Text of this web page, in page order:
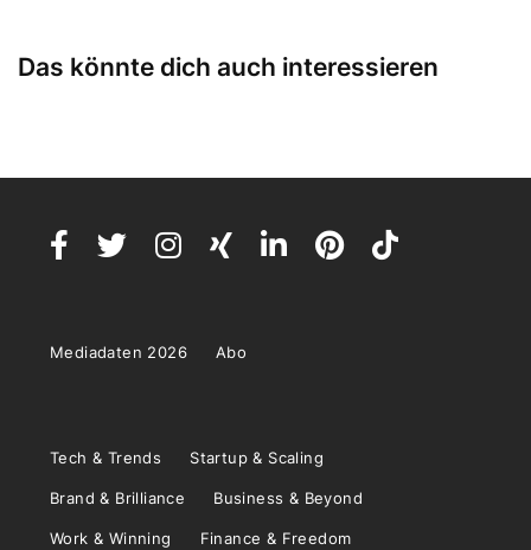
Das könnte dich auch interessieren
Mediadaten 2026 Abo
Tech & Trends Startup & Scaling
Brand & Brilliance Business & Beyond
Work & Winning Finance & Freedom